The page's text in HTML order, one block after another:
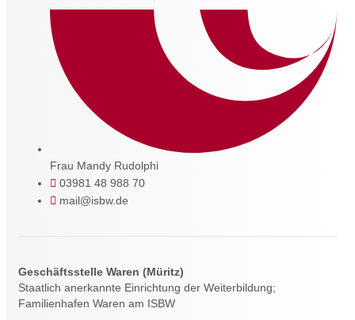
Frau Mandy Rudolphi
03981 48 988 70
mail@isbw.de
Geschäftsstelle Waren (Müritz)
Staatlich anerkannte Einrichtung der Weiterbildung;
Familienhafen Waren am ISBW